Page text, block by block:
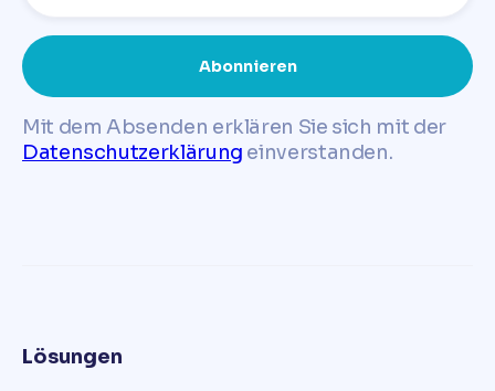
Mit dem Absenden erklären Sie sich mit der
Datenschutzerklärung einverstanden.
Lösungen